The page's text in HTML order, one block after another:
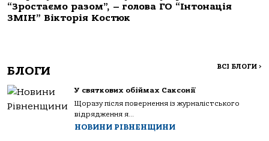
“Зростаємо разом”, – голова ГО “Інтонація
ЗМІН” Вікторія Костюк
БЛОГИ ВСІ БЛОГИ >
У святкових обіймах Саксонії
Щоразу після повернення із журналістського
відрядження я...
НОВИНИ РІВНЕНЩИНИ